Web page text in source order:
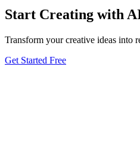
Start Creating with
Transform your creative ideas into
Get Started Free